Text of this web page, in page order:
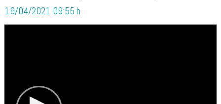
19/04/2021 09:55 h